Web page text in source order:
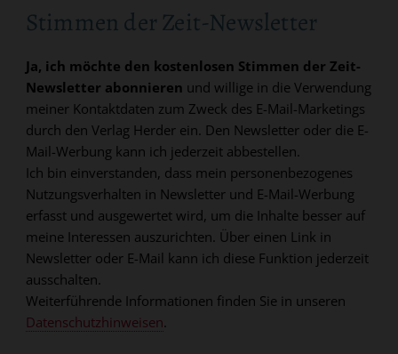
Stimmen der Zeit-Newsletter
Ja, ich möchte den kostenlosen Stimmen der Zeit-
Newsletter abonnieren und willige in die Verwendung
meiner Kontaktdaten zum Zweck des E-Mail-Marketings
durch den Verlag Herder ein. Den Newsletter oder die E-
Mail-Werbung kann ich jederzeit abbestellen.
Ich bin einverstanden, dass mein personenbezogenes
Nutzungsverhalten in Newsletter und E-Mail-Werbung
erfasst und ausgewertet wird, um die Inhalte besser auf
meine Interessen auszurichten. Über einen Link in
Newsletter oder E-Mail kann ich diese Funktion jederzeit
ausschalten.
Weiterführende Informationen finden Sie in unseren
Datenschutzhinweisen.